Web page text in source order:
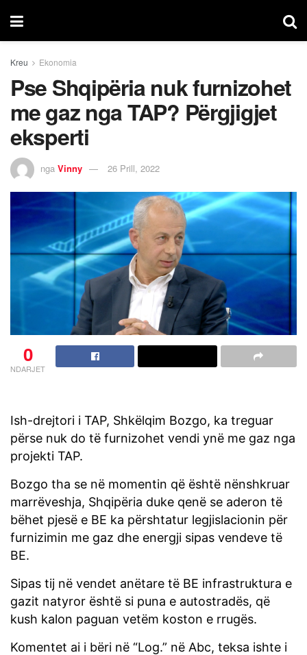
Kreu Ekonomia
Pse Shqipëria nuk furnizohet
me gaz nga TAP? Përgjigjet
eksperti
nga Vinny 26 Prill, 2022
0
NDARJET
Ish-drejtori i TAP, Shkëlqim Bozgo, ka treguar
përse nuk do të furnizohet vendi ynë me gaz nga
projekti TAP.
Bozgo tha se në momentin që është nënshkruar
marrëveshja, Shqipëria duke qenë se aderon të
bëhet pjesë e BE ka përshtatur legjislacionin për
furnizimin me gaz dhe energji sipas vendeve të
BE.
Sipas tij në vendet anëtare të BE infrastruktura e
gazit natyror është si puna e autostradës, që
kush kalon paguan vetëm koston e rrugës.
Komentet ai i bëri në “Log.” në Abc, teksa ishte i